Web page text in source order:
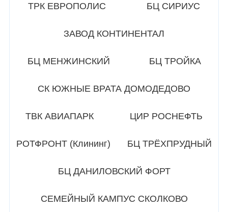
ТРК ЕВРОПОЛИС БЦ СИРИУС
ЗАВОД КОНТИНЕНТАЛ
БЦ МЕНЖИНСКИЙ БЦ ТРОЙКА
СК ЮЖНЫЕ ВРАТА ДОМОДЕДОВО
ТВК АВИАПАРК ЦИР РОСНЕФТЬ
РОТФРОНТ (Клининг) БЦ ТРЁХПРУДНЫЙ
БЦ ДАНИЛОВСКИЙ ФОРТ
СЕМЕЙНЫЙ КАМПУС СКОЛКОВО